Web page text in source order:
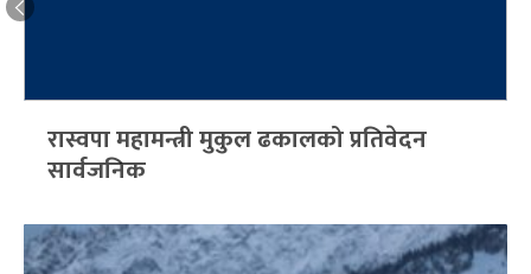
रास्वपा महामन्त्री मुकुल ढकालको प्रतिवेदन
सार्वजनिक